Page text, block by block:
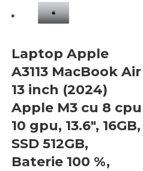
Laptop Apple
A3113 MacBook Air
13 inch (2024)
Apple M3 cu 8 cpu
10 gpu, 13.6″, 16GB,
SSD 512GB,
Baterie 100 %,